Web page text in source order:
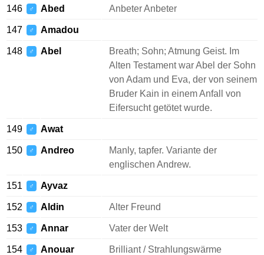
146 ♂ Abed Anbeter Anbeter
147 ♂ Amadou
148 ♂ Abel
Breath; Sohn; Atmung Geist. Im
Alten Testament war Abel der Sohn
von Adam und Eva, der von seinem
Bruder Kain in einem Anfall von
Eifersucht getötet wurde.
149 ♂ Awat
150 ♂ Andreo
Manly, tapfer. Variante der
englischen Andrew.
151 ♂ Ayvaz
152 ♂ Aldin Alter Freund
153 ♂ Annar Vater der Welt
154 ♂ Anouar Brilliant / Strahlungswärme